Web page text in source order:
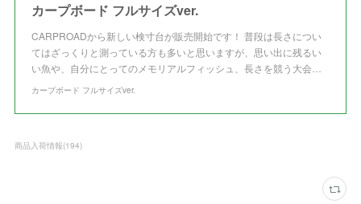
カープボード フルサイズver.
CARPROADから新しい検寸台が販売開始です！ 普段は長さについ
てはざっくりと測っている方も多いと思いますが、思い出に残るい
い魚や、自分にとってのメモリアルフィッシュ、長さを競う大会…
カープボード フルサイズver.
商品入荷情報(194)